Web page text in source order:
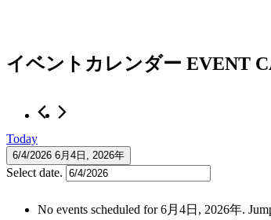
イベントカレンダー EVENT
Today
6/4/2026 6月4日, 2026年
Select date.
No events scheduled for 6月4日, 2026年.